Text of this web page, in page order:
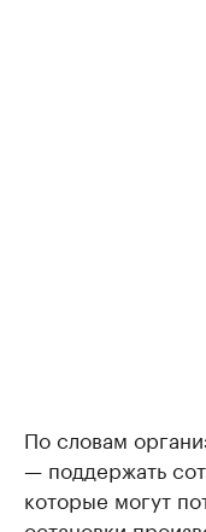
По словам
— поддержать
которые могут